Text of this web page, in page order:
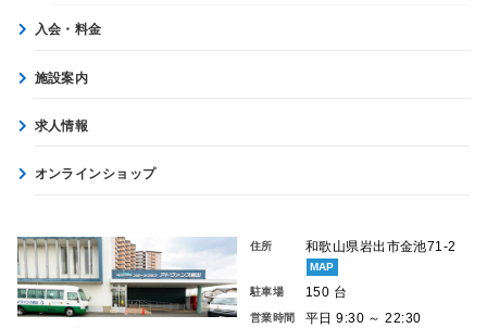
入会・料金
施設案内
求人情報
オンラインショップ
住所 和歌山県岩出市金池71-2
MAP
駐車場 150 台
営業時間
平日 9:30 ～ 22:30